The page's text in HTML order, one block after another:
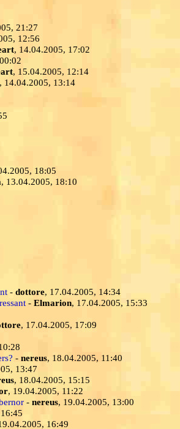
21:27
12:56
, 14.04.2005, 17:02
, 15.04.2005, 12:14
, 14.04.2005, 13:14
18:05
, 13.04.2005, 18:10
- dottore, 17.04.2005, 14:34
- Elmarion, 17.04.2005, 15:33
, 17.04.2005, 17:09
- nereus, 18.04.2005, 11:40
13:47
, 18.04.2005, 15:15
, 19.04.2005, 11:22
- nereus, 19.04.2005, 13:00
16:49